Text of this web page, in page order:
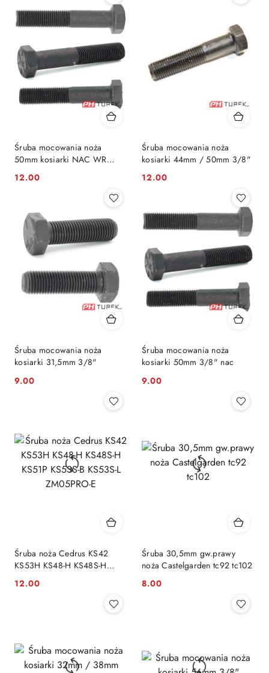
Śruba mocowania noża
50mm kosiarki NAC WR
LS50 LS48 LP50 LP42
Cena:
12.00
Śruba mocowania noża
kosiarki 44mm / 50mm 3/8"
Cena:
12.00
Śruba mocowania noża
kosiarki 31,5mm 3/8"
Cena:
9.00
Śruba mocowania noża
kosiarki 50mm 3/8" nac
Cena:
9.00
Śruba noża Cedrus KS42
KS53H KS48-H KS48S-H
ZM05PRO-E
Cena:
12.00
Śruba 30,5mm gw.prawy
noża Castelgarden tc92 tc102
Cena:
8.00